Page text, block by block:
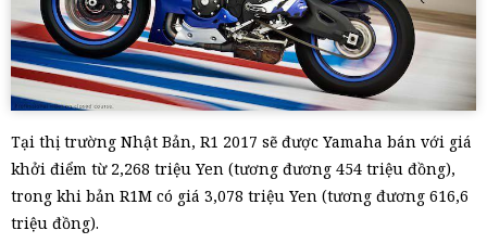
Tại thị trường Nhật Bản, R1 2017 sẽ được Yamaha bán với giá
khởi điểm từ 2,268 triệu Yen (tương đương 454 triệu đồng),
trong khi bản R1M có giá 3,078 triệu Yen (tương đương 616,6
triệu đồng).